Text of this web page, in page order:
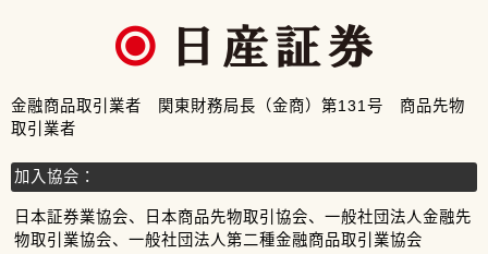
金融商品取引業者 関東財務局長（金商）第131号 商品先物
取引業者
加入協会：
日本証券業協会、日本商品先物取引協会、一般社団法人金融先
物取引業協会、一般社団法人第二種金融商品取引業協会